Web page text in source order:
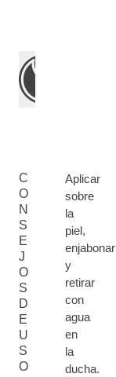
C
O
N
S
E
J
O
S
D
E
U
S
O
Aplicar
sobre
la
piel,
enjabonar
y
retirar
con
agua
en
la
ducha.